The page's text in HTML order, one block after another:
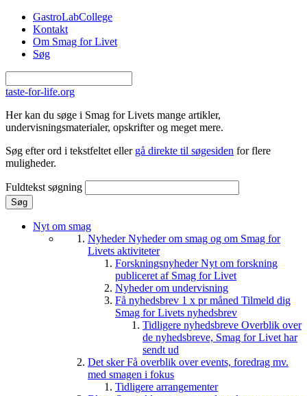
Gå til hovedindhold
GastroLabCollege
Kontakt
Om Smag for Livet
Søg
taste-for-life.org
Her kan du søge i Smag for Livets mange artikler,
undervisningsmaterialer, opskrifter og meget mere.
Søg efter ord i tekstfeltet eller gå direkte til søgesiden for flere
muligheder.
Fuldtekst søgning
Nyt om smag
NyhederNyheder om smag og om Smag for
Livets aktiviteter
ForskningsnyhederNyt om forskning
publiceret af Smag for Livet
Nyheder om undervisning
Få nyhedsbrev 1 x pr måned Tilmeld dig
Smag for Livets nyhedsbrev
Tidligere nyhedsbreve Overblik over
de nyhedsbreve, Smag for Livet har
sendt ud
Det skerFå overblik over events, foredrag mv.
med smagen i fokus
Tidligere arrangementer